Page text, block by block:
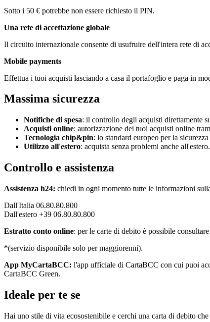
Sotto i 50 € potrebbe non essere richiesto il PIN.
Una rete di accettazione globale
Il circuito internazionale consente di usufruire dell'intera rete di
Mobile payments
Effettua i tuoi acquisti lasciando a casa il portafoglio e paga in
Massima sicurezza
Notifiche di spesa: il controllo degli acquisti direttamente
Acquisti online: autorizzazione dei tuoi acquisti online
Tecnologia chip&pin: lo standard europeo per la
Utilizzo all'estero: acquista senza problemi anche all'estero.
Controllo e assistenza
Assistenza h24: chiedi in ogni momento tutte le informazioni
Dall'Italia 06.80.80.800
Dall'estero +39 06.80.80.800
Estratto conto online: per le carte di debito è possibile
*(servizio disponibile solo per maggiorenni).
App MyCartaBCC: l'app ufficiale di CartaBCC con cui puoi
CartaBCC Green.
Ideale per te se
Hai uno stile di vita ecosostenibile e cerchi una carta di debito